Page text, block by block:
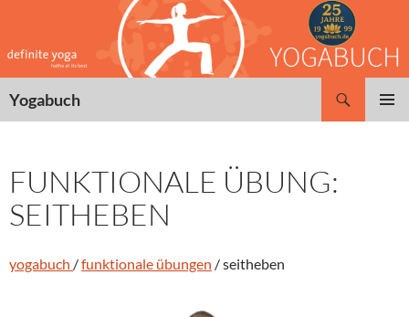
springen
Yogabuch
FUNKTIONALE ÜBUNG:
SEITHEBEN
yogabuch /funktionale übungen / seitheben